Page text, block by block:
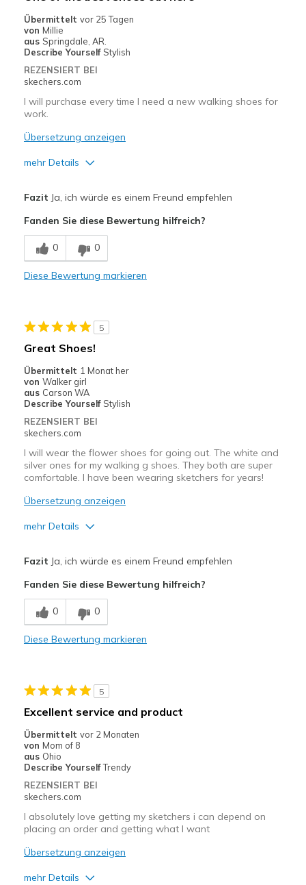
Übermittelt vor 25 Tagen
von Millie
aus Springdale, AR.
Describe Yourself Stylish
REZENSIERT BEI
skechers.com
I will purchase every time I need a new walking shoes for
work.
Übersetzung anzeigen
mehr Details
Breathe Well
Comfortable
Nachteile
Geeignete Verwendung
Going Out
Walking
Width
View On Shoes
Fazit Ja, ich würde es einem Freund empfehlen
Fanden Sie diese Bewertung hilfreich?
0 0
Diese Bewertung markieren
5
Great Shoes!
Übermittelt 1 Monat her
von Walker girl
aus Carson WA
Describe Yourself Stylish
REZENSIERT BEI
skechers.com
I will wear the flower shoes for going out. The white and
silver ones for my walking g shoes. They both are super
comfortable. I have been wearing sketchers for years!
Übersetzung anzeigen
mehr Details
Breathe Well
Comfortable
Casual Wear
Width
Sizing
Feels true to size
View On Shoes
Fazit Ja, ich würde es einem Freund empfehlen
Fanden Sie diese Bewertung hilfreich?
0 0
Diese Bewertung markieren
5
Excellent service and product
Übermittelt vor 2 Monaten
von Mom of 8
aus Ohio
Describe YourselfTrendy
REZENSIERT BEI
skechers.com
I absolutely love getting my sketchers i can depend on
placing an order and getting what I want
Übersetzung anzeigen
mehr Details